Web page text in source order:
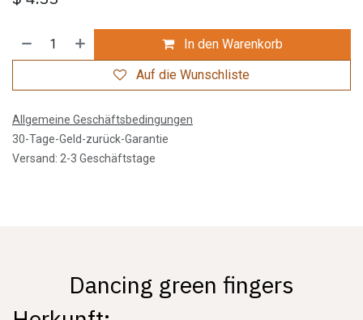
In den Warenkorb
Auf die Wunschliste
Allgemeine Geschäftsbedingungen
30-Tage-Geld-zurück-Garantie
Versand: 2-3 Geschäftstage
Dancing green fingers